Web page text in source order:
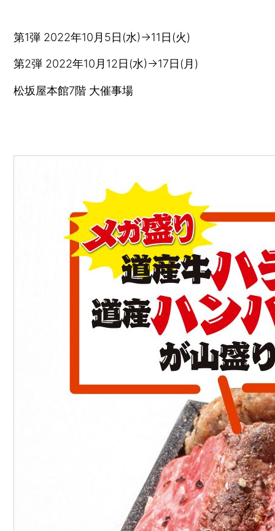
第1弾 2022年10月5日(水)→11日(火)
第2弾 2022年10月12日(水)→17日(月)
松坂屋本館7階 大催事場